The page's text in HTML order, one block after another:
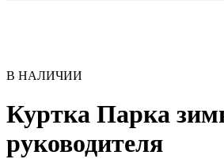
В НАЛИЧИИ
Куртка Парка
руководителя